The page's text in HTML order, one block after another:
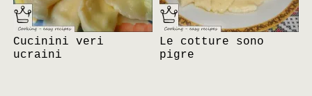
Cucinini veri
ucraini
Le cotture sono
pigre